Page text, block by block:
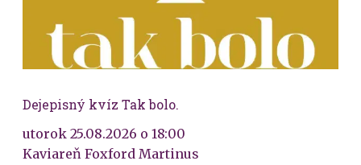
Dejepisný kvíz Tak bolo.
utorok 25.08.2026 o 18:00
Kaviareň Foxford Martinus